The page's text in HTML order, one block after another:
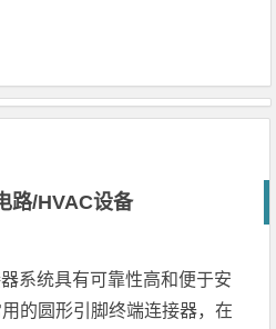
路/HVAC设备
系统具有可靠性高和便于安
的圆形引脚终端连接器，在